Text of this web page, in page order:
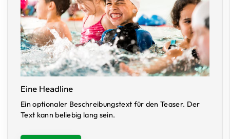
Eine Headline
Ein optionaler Beschreibungstext für den Teaser. Der
Text kann beliebig lang sein.